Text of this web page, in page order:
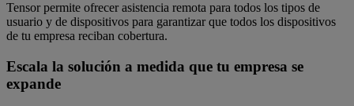
Tensor permite ofrecer asistencia remota para todos los tipos de
usuario y de dispositivos para garantizar que todos los dispositivos
de tu empresa reciban cobertura.
Escala la solución a medida que tu empresa se
expande